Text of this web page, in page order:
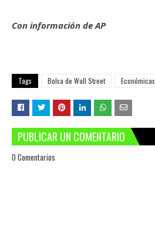
Con información de AP
Tags Bolsa de Wall Street Económicas
PUBLICAR UN COMENTARIO
0 Comentarios